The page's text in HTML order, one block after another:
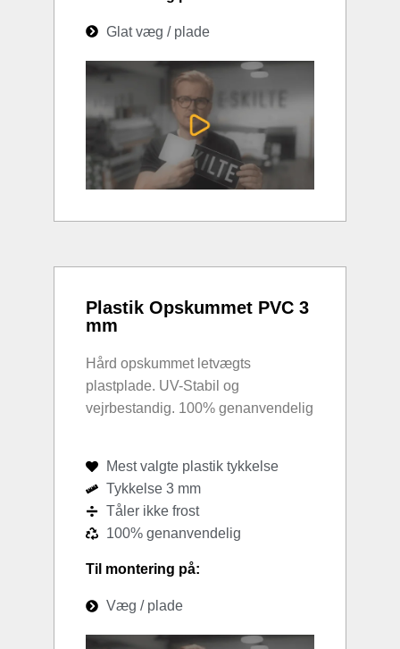
Glat væg / plade
Plastik Opskummet PVC 3
mm
Hård opskummet letvægts
plastplade. UV-Stabil og
vejrbestandig. 100% genanvendelig
Mest valgte plastik tykkelse
Tykkelse 3 mm
Tåler ikke frost
100% genanvendelig
Til montering på:
Væg / plade